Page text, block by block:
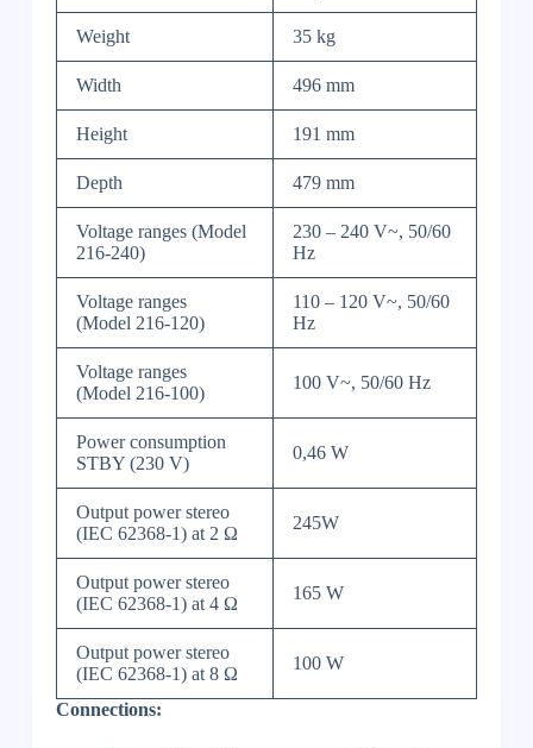
Weight 35 kg
Width 496 mm
Height 191 mm
Depth 479 mm
Voltage ranges (Model
216-240)
230 – 240 V~, 50/60
Hz
Voltage ranges
(Model 216-120)
110 – 120 V~, 50/60
Hz
Voltage ranges
(Model 216-100)
100 V~, 50/60 Hz
Power consumption
STBY (230 V)
0,46 W
Output power stereo
(IEC 62368-1) at 2 Ω
245W
Output power stereo
(IEC 62368-1) at 4 Ω
165 W
Output power stereo
(IEC 62368-1) at 8 Ω
100 W
Connections: